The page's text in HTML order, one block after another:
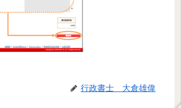
行政書士 大倉雄偉